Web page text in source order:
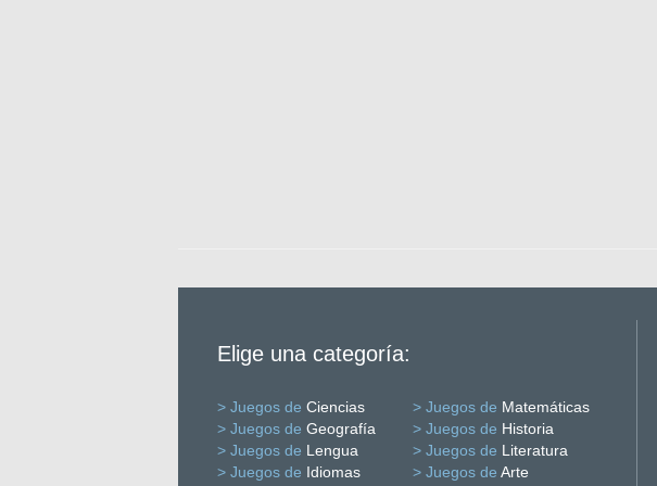
Elige una categoría:
> Juegos de Ciencias > Juegos de Matemáticas
> Juegos de Geografía > Juegos de Historia
> Juegos de Lengua > Juegos de Literatura
> Juegos de Idiomas > Juegos de Arte